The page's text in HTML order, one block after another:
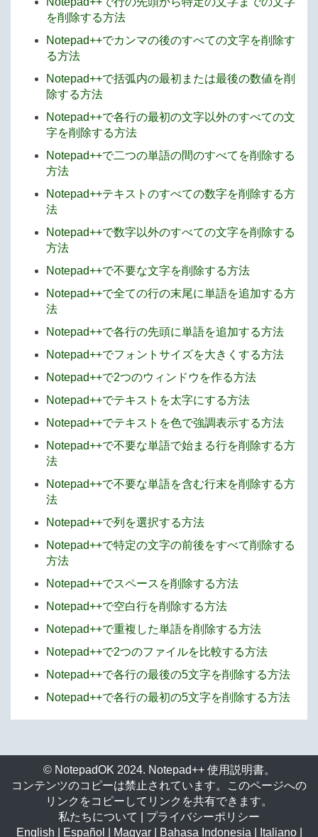
を削除する方法
Notepad++でカンマの後のすべての文字を削除す
る方法
Notepad++で括弧内の最初または最後の数値を削
除する方法
Notepad++で各行の最初の文字以外のすべての文
字を削除する方法
Notepad++で二つの単語の間のすべてを削除する
方法
Notepad++テキストのすべての数字を削除する方
法
Notepad++で数字以外のすべての文字を削除する
方法
Notepad++で不要な文字を削除する方法
Notepad++で全ての行の末尾に単語を追加する方
法
Notepad++で各行の先頭に単語を追加する方法
Notepad++でフォントサイズを大きくする方法
Notepad++で2つのウィンドウを作る方法
Notepad++でテキストを太字にする方法
Notepad++でテキストを色で強調表示する方法
Notepad++で不要な単語で始まる行を削除する方
法
Notepad++で不要な単語を含む行末を削除する方
法
Notepad++で列を選択する方法
Notepad++で特定の文字の前後をすべて削除する
方法
Notepad++でスペースを削除する方法
Notepad++で空白行を削除する方法
Notepad++で重複した単語を削除する方法
Notepad++で2つのファイルを比較する方法
Notepad++で各行の最後の5文字を削除する方法
Notepad++で各行の最初の5文字を削除する方法
© NotepadOK 2024. Notepad++ 使用説明書。
コンテンツのコピーは禁止されています。このページへの
リンクをコピーしてリンクを共有できます。
私たちについて
プライバシーポリシー
English
Español Magyar| Bahasa Indonesia Italiano|